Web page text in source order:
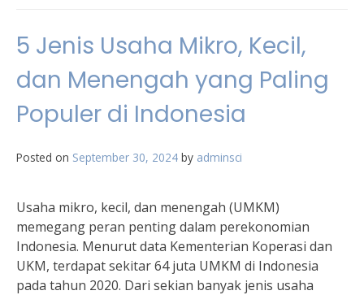
5 Jenis Usaha Mikro, Kecil,
dan Menengah yang Paling
Populer di Indonesia
Posted on September 30, 2024 by adminsci
Usaha mikro, kecil, dan menengah (UMKM)
memegang peran penting dalam perekonomian
Indonesia. Menurut data Kementerian Koperasi dan
UKM, terdapat sekitar 64 juta UMKM di Indonesia
pada tahun 2020. Dari sekian banyak jenis usaha